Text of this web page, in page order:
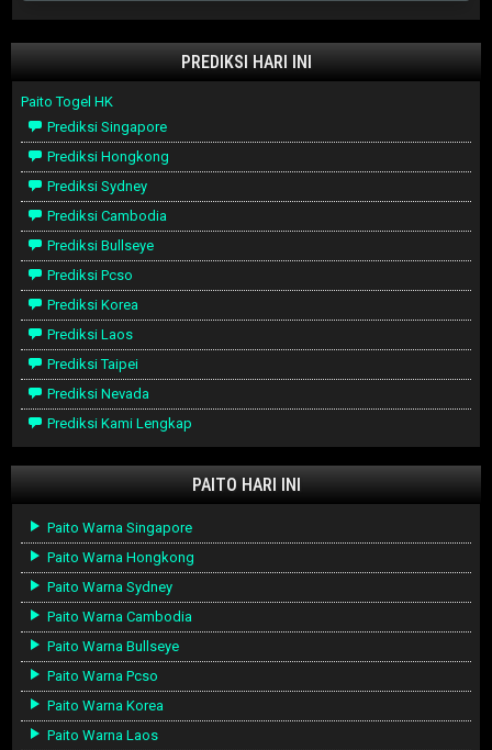
PREDIKSI HARI INI
Paito Togel HK
Prediksi Singapore
Prediksi Hongkong
Prediksi Sydney
Prediksi Cambodia
Prediksi Bullseye
Prediksi Pcso
Prediksi Korea
Prediksi Laos
Prediksi Taipei
Prediksi Nevada
Prediksi Kami Lengkap
PAITO HARI INI
Paito Warna Singapore
Paito Warna Hongkong
Paito Warna Sydney
Paito Warna Cambodia
Paito Warna Bullseye
Paito Warna Pcso
Paito Warna Korea
Paito Warna Laos